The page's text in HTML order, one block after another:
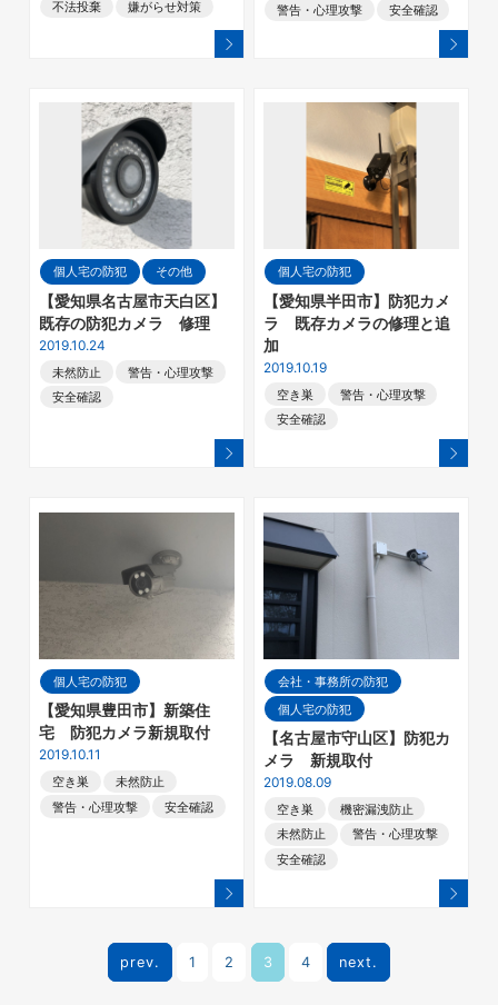
不法投棄 嫌がらせ対策 警告・心理攻撃 安全確認
個人宅の防犯 その他
【愛知県名古屋市天白区】
既存の防犯カメラ 修理
2019.10.24
未然防止
警告・心理攻撃
安全確認
個人宅の防犯
【愛知県半田市】防犯カメ
ラ 既存カメラの修理と追
加
2019.10.19
空き巣
警告・心理攻撃
安全確認
個人宅の防犯
【愛知県豊田市】新築住
宅 防犯カメラ新規取付
2019.10.11
空き巣
未然防止
警告・心理攻撃
安全確認
会社・事務所の防犯
個人宅の防犯
【名古屋市守山区】防犯カ
メラ 新規取付
2019.08.09
空き巣
機密漏洩防止
未然防止
警告・心理攻撃
安全確認
prev. 1 2 3 4 next.